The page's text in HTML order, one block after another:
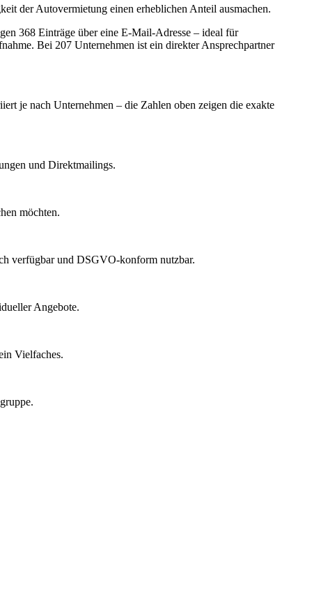
der Autovermietung einen erheblichen Anteil ausmachen.
368 Einträge über eine E-Mail-Adresse – ideal für
Bei 207 Unternehmen ist ein direkter Ansprechpartner
je nach Unternehmen – die Zahlen oben zeigen die exakte
und Direktmailings.
möchten.
verfügbar und DSGVO-konform nutzbar.
Angebote.
Vielfaches.